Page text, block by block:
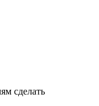
сделать